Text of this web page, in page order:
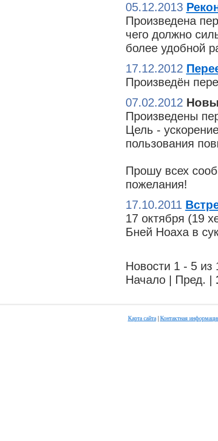
05.12.2013
Произведена
чего должно
более удобной
17.12.2012
Произведён
07.02.2012
Произведены
Цель -
пользования
Прошу всех
пожелания!
17.10.2011
17 октября (19
Бней Ноаха в
Новости 1 - 5 из
Начало | Пред. |
Карта сайта| Контактная